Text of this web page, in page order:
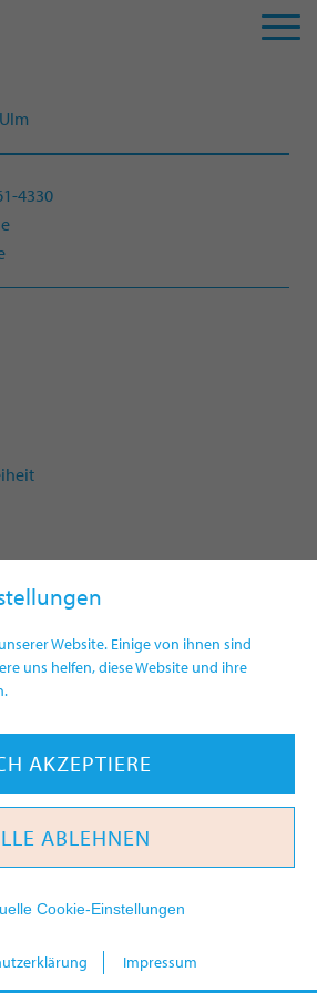
Website. Einige von ihnen sind
uns helfen, diese Website und ihre
AKZEPTIERE
ABLEHNEN
Cookie-Einstellungen
Impressum
4330